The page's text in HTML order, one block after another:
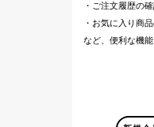
・ご注文履歴の
・お気に入り商
など、便利な機